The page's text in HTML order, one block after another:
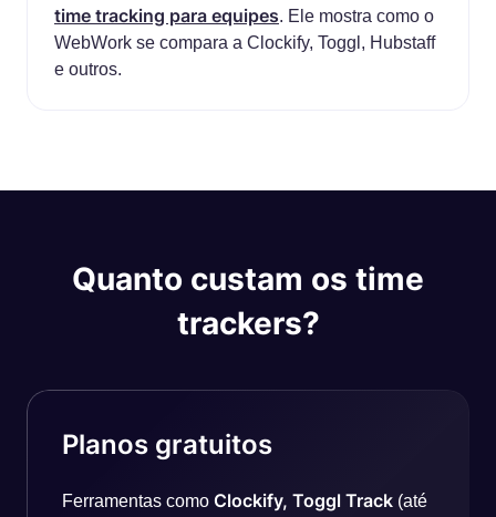
time tracking para equipes. Ele mostra como o
WebWork se compara a Clockify, Toggl, Hubstaff
e outros.
Quanto custam os time
trackers?
Planos gratuitos
Ferramentas como Clockify, Toggl Track (até